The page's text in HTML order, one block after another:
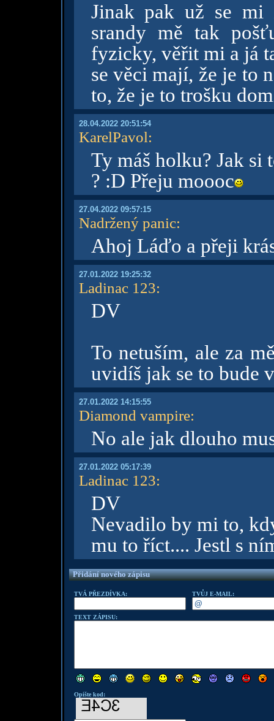
Jinak pak už se mi
srandy mě tak
fyzicky, věřit mi a já
se věci mají, že je to
to, že je to trošku
28.04.2022 20:51:54
KarelPavol:
Ty máš holku? Jak si
? :D Přeju moooc
27.04.2022 09:57:15
Nadržený panic:
Ahoj Láďo a přeji
27.01.2022 19:25:32
Ladinac 123:
DV
To netuším, ale za
uvidíš jak se to bude
27.01.2022 14:15:55
Diamond vampire:
No ale jak dlouho
27.01.2022 05:17:39
Ladinac 123:
DV
Nevadilo by mi to,
mu to říct.... Jestl s
Přidání nového zápisu
TVÁ PŘEZDÍVKA: TVŮJ E-MAIL:
TEXT ZÁPISU:
Opište kod: